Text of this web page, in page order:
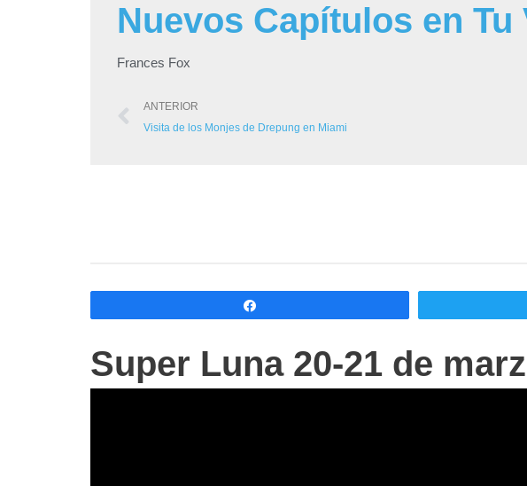
Nuevos Capítulos en
Frances Fox
ANTERIOR
Visita de los Monjes de Drepung en Miami
Super Luna 20-21 de